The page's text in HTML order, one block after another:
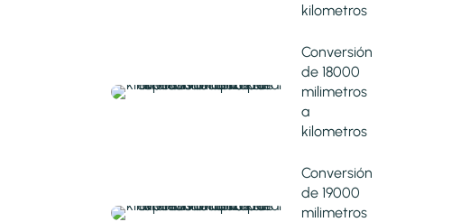
kilometros
Conversión
de 18000
milimetros
a
kilometros
Conversión
de 19000
milimetros